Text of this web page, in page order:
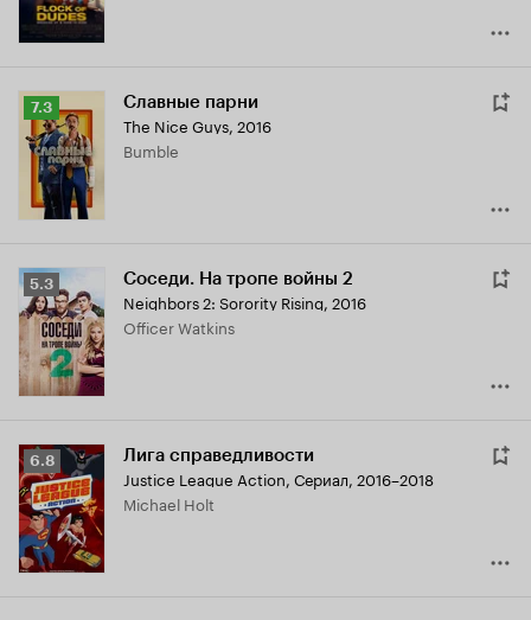
Рейтинг
Кинопоиска
7.3
7.3 Славные парни
The Nice Guys, 2016
Bumble
Рейтинг
Кинопоиска
5.3
5.3 Соседи. На тропе войны 2
Neighbors 2: Sorority Rising, 2016
Officer Watkins
Рейтинг
Кинопоиска
6.8
6.8 Лига справедливости
Justice League Action, Сериал, 2016–2018
Michael Holt